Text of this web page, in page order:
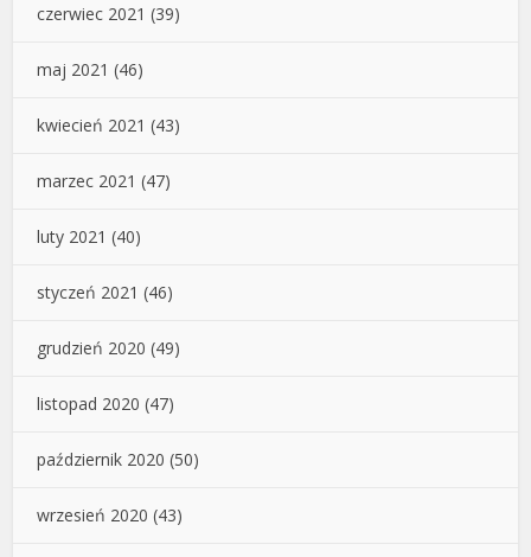
czerwiec 2021 (39)
maj 2021 (46)
kwiecień 2021 (43)
marzec 2021 (47)
luty 2021 (40)
styczeń 2021 (46)
grudzień 2020 (49)
listopad 2020 (47)
październik 2020 (50)
wrzesień 2020 (43)